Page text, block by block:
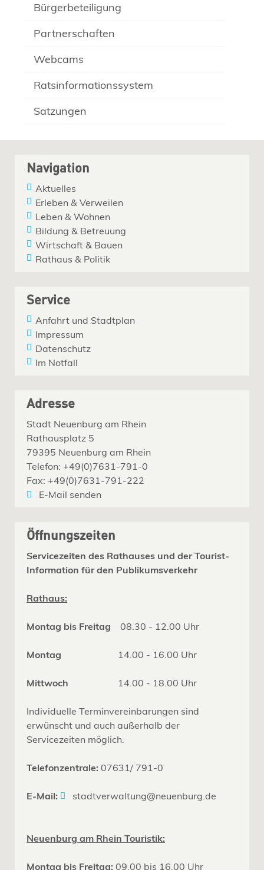
Bürgerbeteiligung
Partnerschaften
Webcams
Ratsinformationssystem
Satzungen
Navigation
Aktuelles
Erleben & Verweilen
Leben & Wohnen
Bildung & Betreuung
Wirtschaft & Bauen
Rathaus & Politik
Service
Anfahrt und Stadtplan
Impressum
Datenschutz
Im Notfall
Adresse
Stadt Neuenburg am Rhein
Rathausplatz 5
79395 Neuenburg am Rhein
Telefon: +49(0)7631-791-0
Fax: +49(0)7631-791-222
E-Mail senden
Öffnungszeiten
Servicezeiten des Rathauses und der Tourist-
Information für den Publikumsverkehr
Rathaus:
Montag bis Freitag 08.30 - 12.00 Uhr
Montag 14.00 - 16.00 Uhr
Mittwoch 14.00 - 18.00 Uhr
Individuelle Terminvereinbarungen sind
erwünscht und auch außerhalb der
Servicezeiten möglich.
Telefonzentrale: 07631/ 791-0
E-Mail: stadtverwaltung@neuenburg.de
Neuenburg am Rhein Touristik:
Montag bis Freitag: 09.00 bis 16.00 Uhr